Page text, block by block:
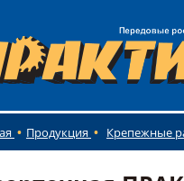
Продукция Крепежные